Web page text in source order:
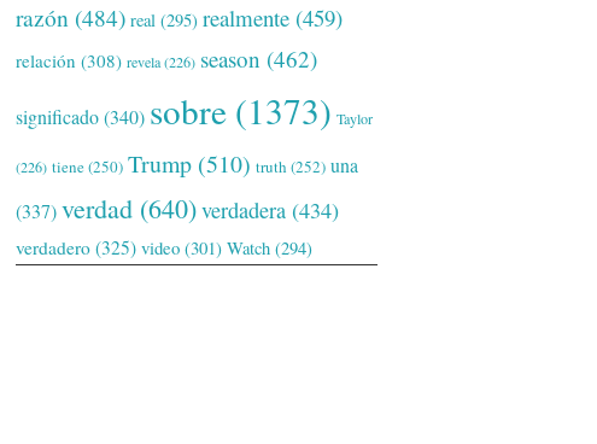
razón (484) real (295) realmente (459)
relación (308) revela(226) season (462)
significado(340) sobre (1373) Taylor
(226) tiene(250) Trump (510) truth (252) una
(337)verdad (640)verdadera (434)
verdadero (325) video (301) Watch (294)